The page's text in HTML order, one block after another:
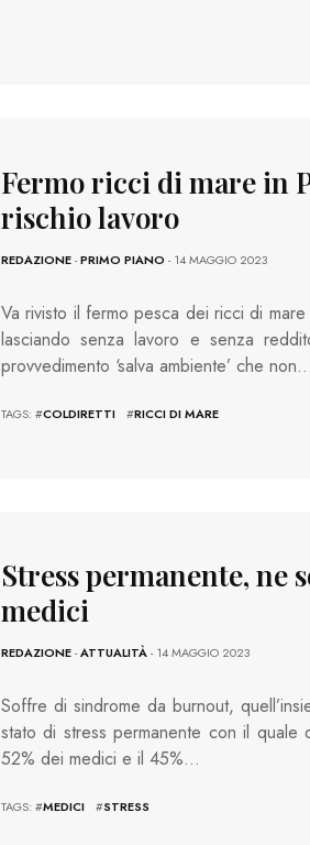
Fermo ricci di mare in
rischio lavoro
REDAZIONE-PRIMO PIANO - 14 MAGGIO 2023
Va rivisto il fermo pesca dei ricci di
lasciando senza lavoro e senza
provvedimento ‘salva ambiente’ che non…
TAGS: #COLDIRETTI #RICCI DI MARE
Stress permanente, ne
medici
REDAZIONE-ATTUALITÀ- 14 MAGGIO 2023
Soffre di sindrome da burnout,
stato di stress permanente con il
52% dei medici e il 45%…
TAGS: #MEDICI #STRESS